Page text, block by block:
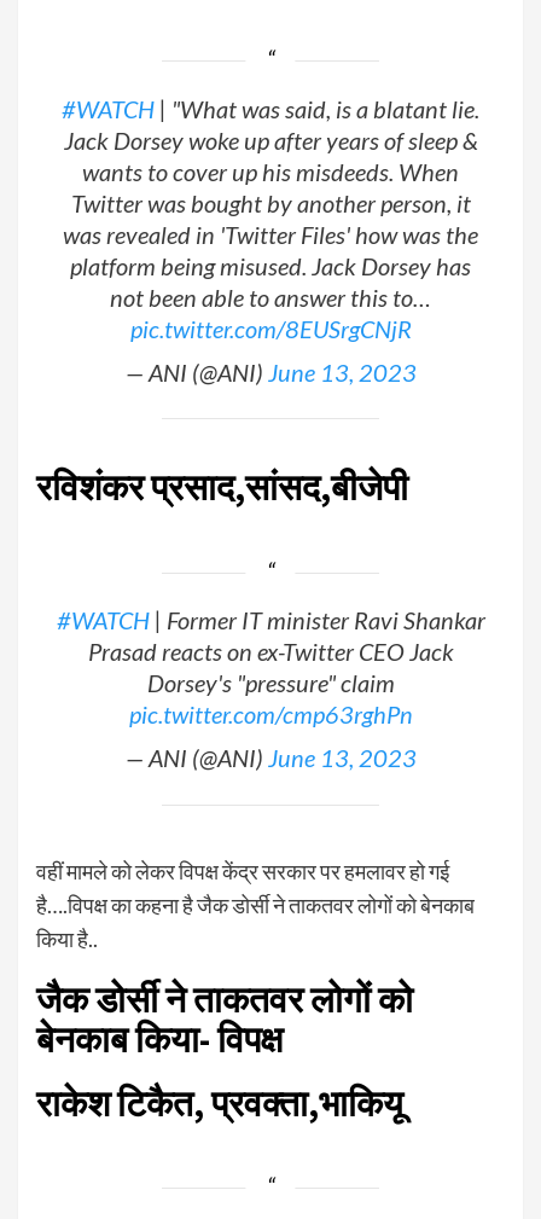
#WATCH | "What was said, is a blatant lie.
Jack Dorsey woke up after years of sleep &
wants to cover up his misdeeds. When
Twitter was bought by another person, it
was revealed in 'Twitter Files' how was the
platform being misused. Jack Dorsey has
not been able to answer this to…
pic.twitter.com/8EUSrgCNjR
— ANI (@ANI) June 13, 2023
रविशंकर प्रसाद,सांसद,बीजेपी
#WATCH| Former IT minister Ravi Shankar
Prasad reacts on ex-Twitter CEO Jack
Dorsey's "pressure" claim
pic.twitter.com/cmp63rghPn
— ANI (@ANI) June 13, 2023
वहीं मामले को लेकर विपक्ष केंद्र सरकार पर हमलावर हो गई
है….विपक्ष का कहना है जैक डोर्सी ने ताकतवर लोगों को बेनकाब
किया है..
जैक डोर्सी ने ताकतवर लोगों को
बेनकाब किया- विपक्ष
राकेश टिकैत, प्रवक्ता,भाकियू